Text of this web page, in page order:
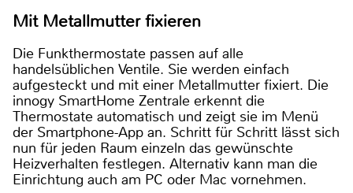
Mit Metallmutter fixieren
Die Funkthermostate passen auf alle
handelsüblichen Ventile. Sie werden einfach
aufgesteckt und mit einer Metallmutter fixiert. Die
innogy SmartHome Zentrale erkennt die
Thermostate automatisch und zeigt sie im Menü
der Smartphone-App an. Schritt für Schritt lässt sich
nun für jeden Raum einzeln das gewünschte
Heizverhalten festlegen. Alternativ kann man die
Einrichtung auch am PC oder Mac vornehmen.